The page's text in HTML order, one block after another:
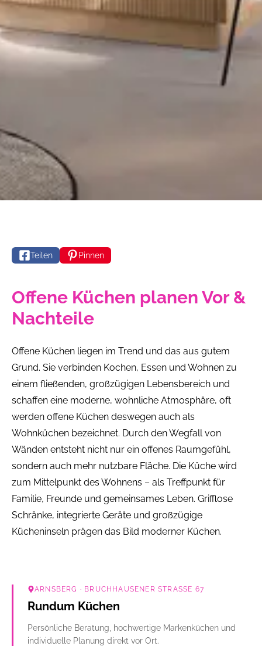
Teilen Pinnen
Offene Küchen planen Vor &
Nachteile
Offene Küchen liegen im Trend und das aus gutem
Grund. Sie verbinden Kochen, Essen und Wohnen zu
einem fließenden, großzügigen Lebensbereich und
schaffen eine moderne, wohnliche Atmosphäre, oft
werden offene Küchen deswegen auch als
Wohnküchen bezeichnet. Durch den Wegfall von
Wänden entsteht nicht nur ein offenes Raumgefühl,
sondern auch mehr nutzbare Fläche. Die Küche wird
zum Mittelpunkt des Wohnens – als Treffpunkt für
Familie, Freunde und gemeinsames Leben. Grifflose
Schränke, integrierte Geräte und großzügige
Kücheninseln prägen das Bild moderner Küchen.
ARNSBERG · BRUCHHAUSENER STRASSE 67
Rundum Küchen
Persönliche Beratung, hochwertige Markenküchen und
individuelle Planung direkt vor Ort.